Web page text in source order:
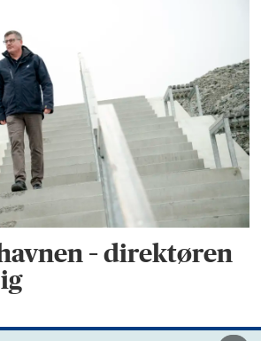
– direktøren